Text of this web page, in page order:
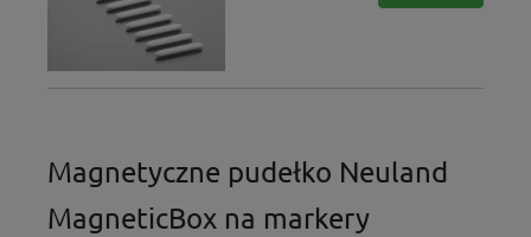
Magnetyczne pudełko Neuland
MagneticBox na markery